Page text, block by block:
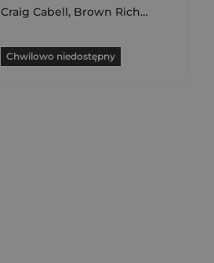
Craig Cabell, Brown Richard L.
Chwilowo niedostępny